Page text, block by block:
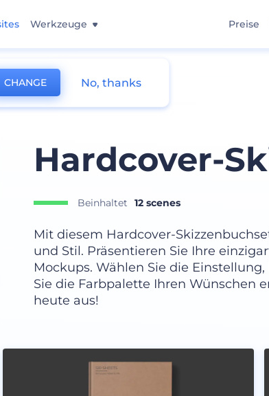
Werkzeuge Preise
Hardcover-
Beinhaltet 12 scenes
Mit diesem Hardcover-
und Stil. Präsentieren Sie Ihre
Mockups. Wählen Sie die
Sie die Farbpalette Ihren Wünschen
heute aus!
CHANGE No, thanks